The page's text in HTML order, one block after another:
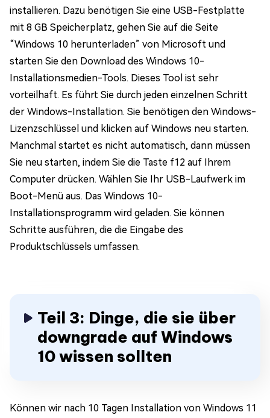
installieren. Dazu benötigen Sie eine USB-Festplatte
mit 8 GB Speicherplatz, gehen Sie auf die Seite
“Windows 10 herunterladen” von Microsoft und
starten Sie den Download des Windows 10-
Installationsmedien-Tools. Dieses Tool ist sehr
vorteilhaft. Es führt Sie durch jeden einzelnen Schritt
der Windows-Installation. Sie benötigen den Windows-
Lizenzschlüssel und klicken auf Windows neu starten.
Manchmal startet es nicht automatisch, dann müssen
Sie neu starten, indem Sie die Taste f12 auf Ihrem
Computer drücken. Wählen Sie Ihr USB-Laufwerk im
Boot-Menü aus. Das Windows 10-
Installationsprogramm wird geladen. Sie können
Schritte ausführen, die die Eingabe des
Produktschlüssels umfassen.
Teil 3: Dinge, die sie über
downgrade auf Windows
10 wissen sollten
Können wir nach 10 Tagen Installation von Windows 11